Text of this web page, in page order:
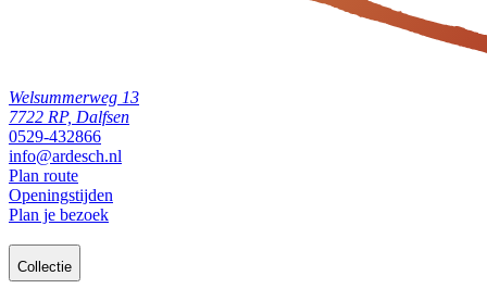
Welsummerweg 13
7722 RP, Dalfsen
0529-432866
info@ardesch.nl
Plan route
Openingstijden
Plan je bezoek
Collectie